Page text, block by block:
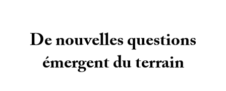
De nouvelles questions
émergent du terrain